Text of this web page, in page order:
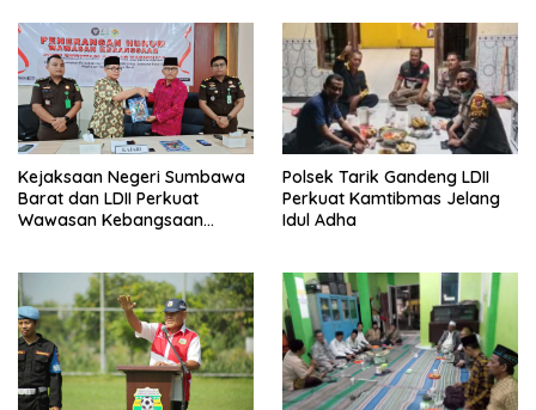
Kejaksaan Negeri Sumbawa
Barat dan LDII Perkuat
Wawasan Kebangsaan
Polsek Tarik Gandeng LDII
Perkuat Kamtibmas Jelang
Idul Adha